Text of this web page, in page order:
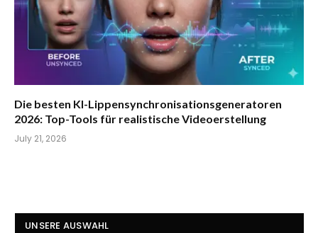
Die besten KI-Lippensynchronisationsgeneratoren
2026: Top-Tools für realistische Videoerstellung
July 21, 2026
UNSERE AUSWAHL